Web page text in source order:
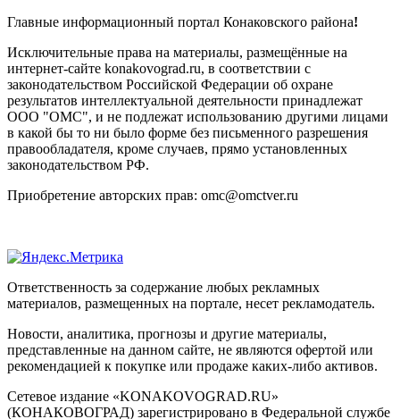
Главные информационный портал Конаковского района!
Исключительные права на материалы, размещённые на
интернет-сайте konakovograd.ru, в соответствии с
законодательством Российской Федерации об охране
результатов интеллектуальной деятельности принадлежат
ООО "ОМС", и не подлежат использованию другими лицами
в какой бы то ни было форме без письменного разрешения
правообладателя, кроме случаев, прямо установленных
законодательством РФ.
Приобретение авторских прав: omc@omctver.ru
Ответственность за содержание любых рекламных
материалов, размещенных на портале, несет рекламодатель.
Новости, аналитика, прогнозы и другие материалы,
представленные на данном сайте, не являются офертой или
рекомендацией к покупке или продаже каких-либо активов.
Сетевое издание «KONAKOVOGRAD.RU»
(КОНАКОВОГРАД) зарегистрировано в Федеральной службе